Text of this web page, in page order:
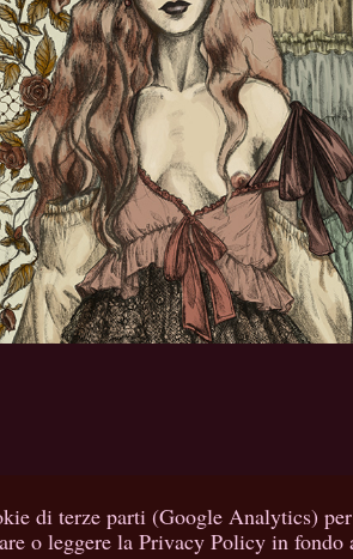
appassire
2022
di terze parti (Google Analytics)
o leggere la Privacy Policy in fondo